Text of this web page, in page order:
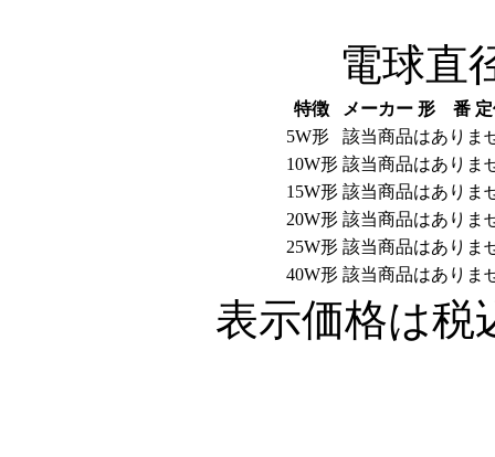
電球直
特徴 メーカー 形 番
5W形
該当商品はありま
10W形 該当商品はありま
15W形 該当商品はありま
20W形 該当商品はありま
25W形 該当商品はありま
40W形 該当商品はありま
表示価格は税